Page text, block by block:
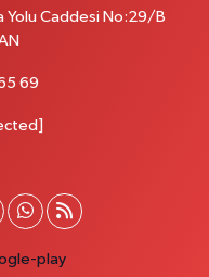
mahallesi terzioğlu, Eski
Yolu Caddesi No:29/B
69